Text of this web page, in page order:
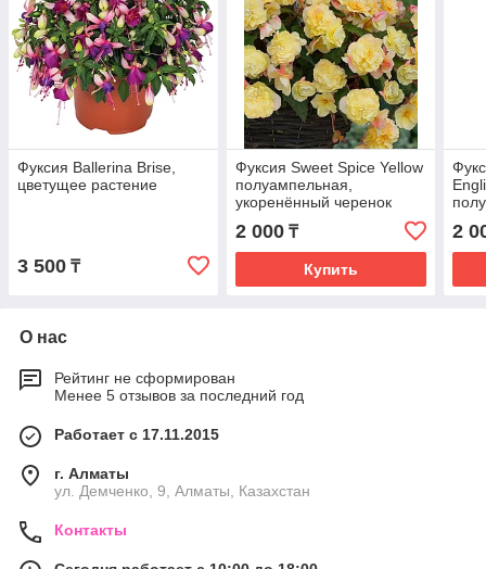
Фуксия Ballerina Brise,
цветущее растение
3 500 ₸
Фуксия Sweet Spice Yellow
полуампельная,
укоренённый черенок
2 000₸
Купить
2
О нас
Рейтинг не сформирован
Менее 5 отзывов за последний год
Работает с 17.11.2015
г. Алматы
ул. Демченко, 9, Алматы, Казахстан
Контакты